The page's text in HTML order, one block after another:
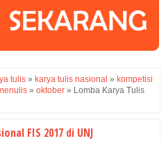
tulis » karya tulis nasional » kompetisi
» oktober » Lomba Karya Tulis
FIS 2017 di UNJ